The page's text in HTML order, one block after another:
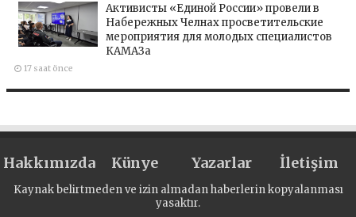
Активисты «Единой России» провели в
Набережных Челнах просветительские
мероприятия для молодых специалистов
КАМАЗа
17 saat önce
Hakkımızda Künye Yazarlar İletişim
Kaynak belirtmeden ve izin almadan haberlerin kopyalanması
yasaktır.